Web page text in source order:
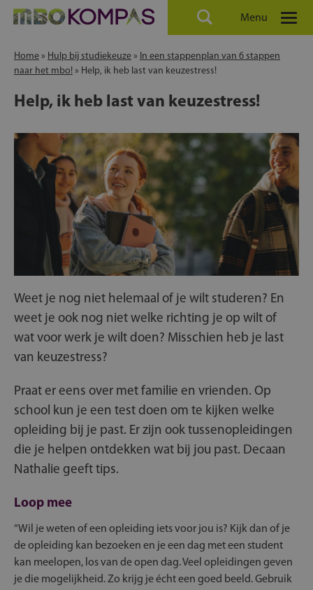
Menu
Home » Hulp bij studiekeuze » In een stappenplan van 6 stappen
naar het mbo! » Help, ik heb last van keuzestress!
Help, ik heb last van keuzestress!
Weet je nog niet helemaal of je wilt studeren? En
weet je ook nog niet welke richting je op wilt of
wat voor werk je wilt doen? Misschien heb je last
van keuzestress?
Praat er eens over met familie en vrienden. Op
school kun je een test doen om te kijken welke
opleiding bij je past. Er zijn ook tussenopleidingen
die je helpen ontdekken wat bij jou past. Decaan
Nathalie geeft tips.
Loop mee
“Wil je weten of een opleiding iets voor jou is? Kijk dan of je
de opleiding kan bezoeken en je een dag met een student
kan meelopen, los van de open dag. Veel opleidingen geven
je die mogelijkheid. Zo krijg je écht een goed beeld. Gebruik